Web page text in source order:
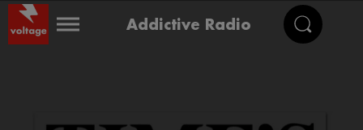
Addictive Radio